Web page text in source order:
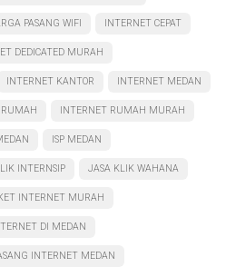
PASANG WIFI INTERNET CEPAT
DEDICATED MURAH
INTERNET KANTOR INTERNET MEDAN
INTERNET RUMAH MURAH
ISP MEDAN
INTERNSIP JASA KLIK WAHANA
INTERNET MURAH
DI MEDAN
INTERNET MEDAN